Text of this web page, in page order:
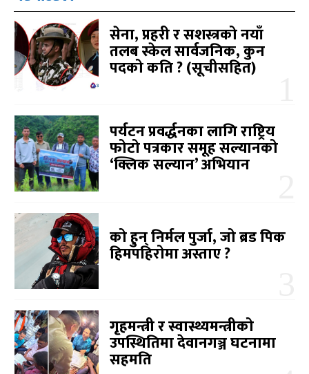
सेना, प्रहरी र सशस्त्रको नयाँ
तलब स्केल सार्वजनिक, कुन
पदको कति ? (सूचीसहित)
पर्यटन प्रवर्द्धनका लागि राष्ट्रिय
फोटो पत्रकार समूह सल्यानको
‘क्लिक सल्यान’ अभियान
को हुन् निर्मल पुर्जा, जो ब्रड पिक
हिमपहिरोमा अस्ताए ?
गृहमन्त्री र स्वास्थ्यमन्त्रीको
उपस्थितिमा देवानगञ्ज घटनामा
सहमति